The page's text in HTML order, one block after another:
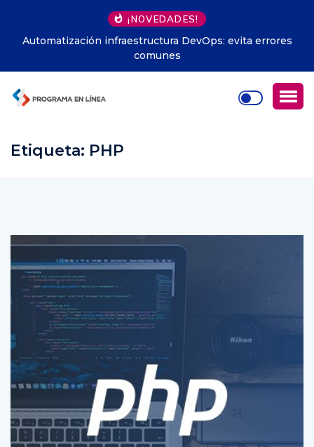
¡NOVEDADES!
Automatización infraestructura DevOps: evita errores
comunes
Etiqueta: PHP